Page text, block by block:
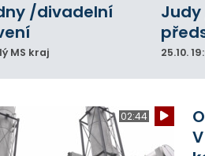
/divadelní
MS kraj 25.10.
02:44